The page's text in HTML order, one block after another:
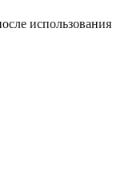
использования